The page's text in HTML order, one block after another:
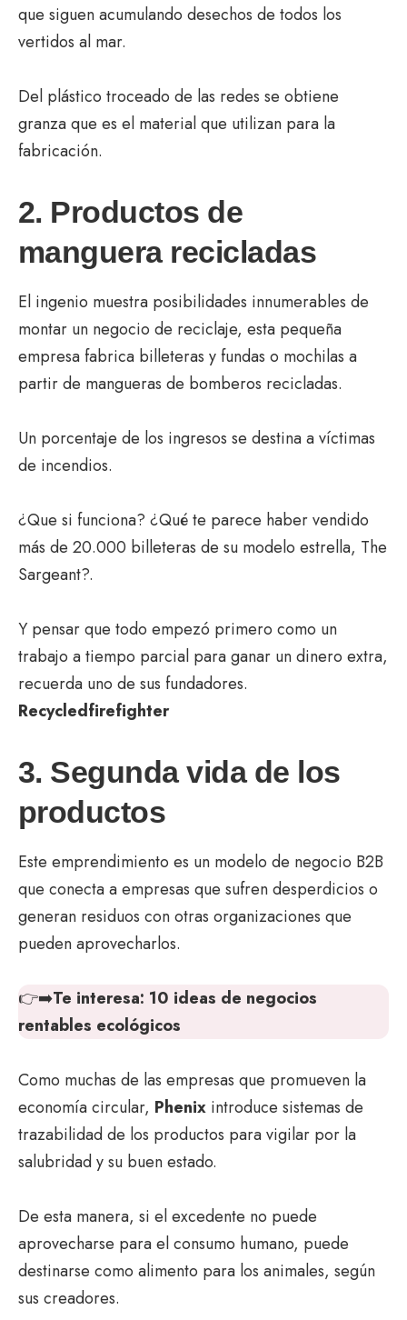
que siguen acumulando desechos de todos los
vertidos al mar.
Del plástico troceado de las redes se obtiene
granza que es el material que utilizan para la
fabricación.
2. Productos de
manguera recicladas
El ingenio muestra posibilidades innumerables de
montar un negocio de reciclaje, esta pequeña
empresa fabrica billeteras y fundas o mochilas a
partir de mangueras de bomberos recicladas.
Un porcentaje de los ingresos se destina a víctimas
de incendios.
¿Que si funciona? ¿Qué te parece haber vendido
más de 20.000 billeteras de su modelo estrella, The
Sargeant?.
Y pensar que todo empezó primero como un
trabajo a tiempo parcial para ganar un dinero extra,
recuerda uno de sus fundadores.
Recycledfirefighter
3. Segunda vida de los
productos
Este emprendimiento es un modelo de negocio B2B
que conecta a empresas que sufren desperdicios o
generan residuos con otras organizaciones que
pueden aprovecharlos.
👉➡️Te interesa: 10 ideas de negocios
rentables ecológicos
Como muchas de las empresas que promueven la
economía circular, Phenix introduce sistemas de
trazabilidad de los productos para vigilar por la
salubridad y su buen estado.
De esta manera, si el excedente no puede
aprovecharse para el consumo humano, puede
destinarse como alimento para los animales, según
sus creadores.